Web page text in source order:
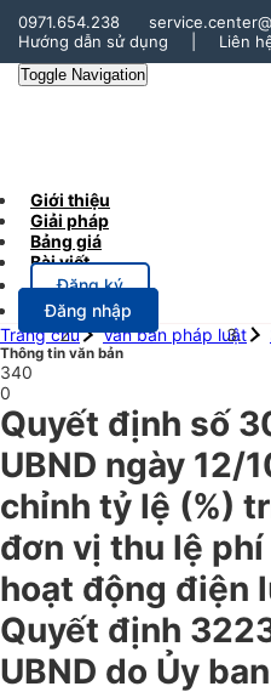
0971.654.238
Hướng dẫn sử dụng
Liên
Toggle Navigation
Giới thiệu
Giải pháp
Bảng giá
Bài viết
Đăng ký
Đăng nhập
Trang chủ
Văn bản pháp luật
Thông tin văn bản
340
0
Quyết định số
UBND ngày 12/
chỉnh tỷ lệ (%)
đơn vị thu lệ
hoạt động điện
Quyết định
UBND do Ủy